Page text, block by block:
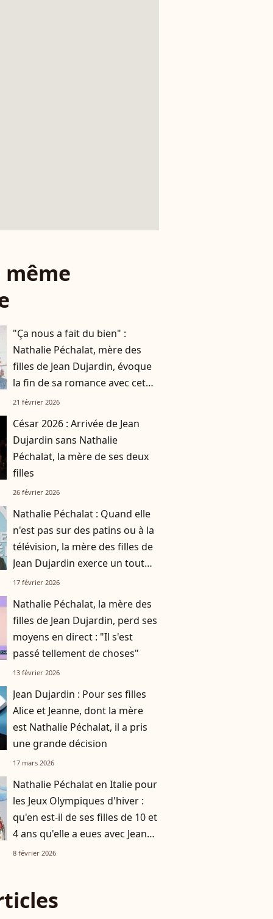
même
"Ça nous a fait du bien" :
Nathalie Péchalat, mère des
filles de Jean Dujardin, évoque
la fin de sa romance avec cet
homme célèbre qui a partagé
21 février 2026
César 2026 : Arrivée de Jean
Dujardin sans Nathalie
Péchalat, la mère de ses deux
filles
26 février 2026
Nathalie Péchalat : Quand elle
n'est pas sur des patins ou à la
télévision, la mère des filles de
Jean Dujardin exerce un tout
autre métier
17 février 2026
Nathalie Péchalat, la mère des
filles de Jean Dujardin, perd ses
moyens en direct : "Il s'est
passé tellement de choses"
13 février 2026
Jean Dujardin : Pour ses filles
Alice et Jeanne, dont la mère
est Nathalie Péchalat, il a pris
une grande décision
17 mars 2026
Nathalie Péchalat en Italie pour
les Jeux Olympiques d'hiver :
qu'en est-il de ses filles de 10 et
4 ans qu'elle a eues avec Jean
Dujardin ?
8 février 2026